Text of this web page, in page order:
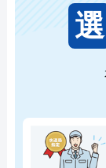
選